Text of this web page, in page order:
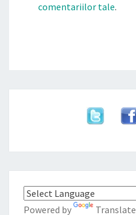
comentariilor tale.
Powered by Translate